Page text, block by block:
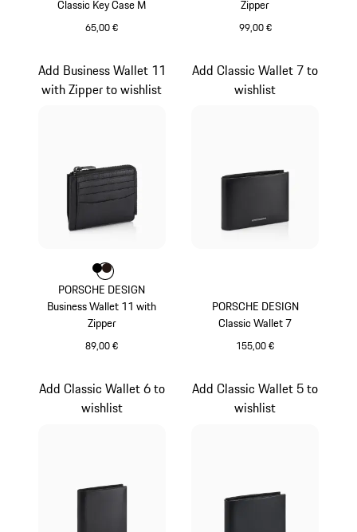
Classic Key Case M
65,00 €
Zipper
99,00 €
PORSCHE DESIGN
Business Wallet 11 with
Zipper
89,00 €
Add Business Wallet 11
with Zipper to wishlist
Farbe
FarbeFarbe
PORSCHE DESIGN
Classic Wallet 7
155,00 €
Add Classic Wallet 7 to
wishlist
Add Classic Wallet 6 to
wishlist
Add Classic Wallet 5 to
wishlist